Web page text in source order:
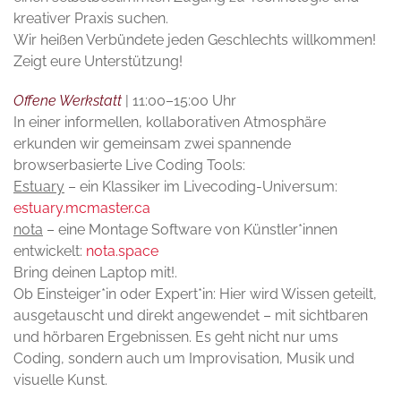
kreativer Praxis suchen.
Wir heißen Verbündete jeden Geschlechts willkommen!
Zeigt eure Unterstützung!
Offene Werkstatt | 11:00–15:00 Uhr
In einer informellen, kollaborativen Atmosphäre
erkunden wir gemeinsam zwei spannende
browserbasierte Live Coding Tools:
Estuary – ein Klassiker im Livecoding-Universum:
estuary.mcmaster.ca
nota – eine Montage Software von Künstler*innen
entwickelt: nota.space
Bring deinen Laptop mit!.
Ob Einsteiger*in oder Expert*in: Hier wird Wissen geteilt,
ausgetauscht und direkt angewendet – mit sichtbaren
und hörbaren Ergebnissen. Es geht nicht nur ums
Coding, sondern auch um Improvisation, Musik und
visuelle Kunst.